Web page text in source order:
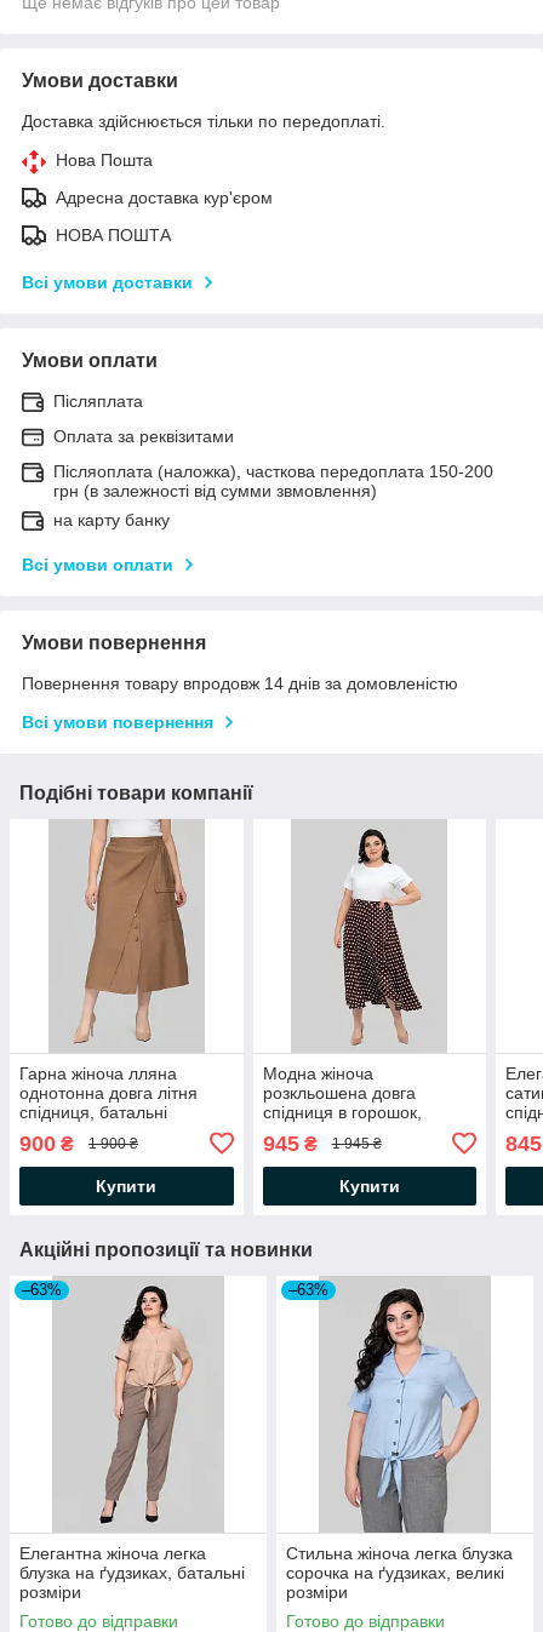
Умови доставки
Доставка здійснюється тільки по передоплаті.
Нова Пошта
Адресна доставка кур'єром
НОВА ПОШТА
Всі умови доставки
Умови оплати
Післяплата
Оплата за реквізитами
Післяоплата (наложка), часткова передоплата 150-200
грн (в залежності від сумми звмовлення)
на карту банку
Всі умови оплати
Умови повернення
Повернення товару впродовж 14 днів за домовленістю
Всі умови повернення
Подібні товари компанії
Гарна жіноча лляна
однотонна довга літня
спідниця, батальні
900 ₴ 1 900 ₴
Купити
Модна жіноча
розкльошена довга
спідниця в горошок,
945₴ 1 945 ₴
Купити
845
Акційні пропозиції та новинки
–63%
Елегантна жіноча легка
блузка на ґудзиках, батальні
розміри
Готово до відправки
–63%
Стильна жіноча легка блузка
сорочка на ґудзиках, великі
розміри
Готово до відправки